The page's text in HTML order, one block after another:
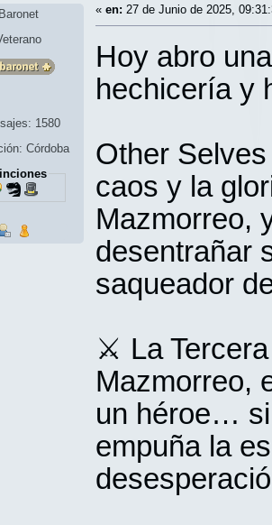
Baronet
1580
Córdoba
« en: 27 de Junio de 2025,
Hoy abro
hechicería y
Other
caos y la
Mazmorreo,
desentrañar
saqueador
⚔️ La
Mazmorreo,
un héroe…
empuña la